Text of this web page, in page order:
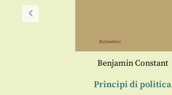
Benjamin Constant
Principi di politica